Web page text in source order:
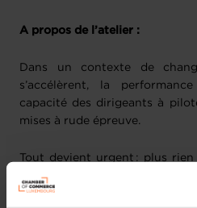
A propos de l’atelier :
Dans un contexte de
s’accélèrent, la
capacité des dirigeants à
mises à rude épreuve.
Tout devient urgent : plus
sent souvent seul, le risque de
réinventer est présent.